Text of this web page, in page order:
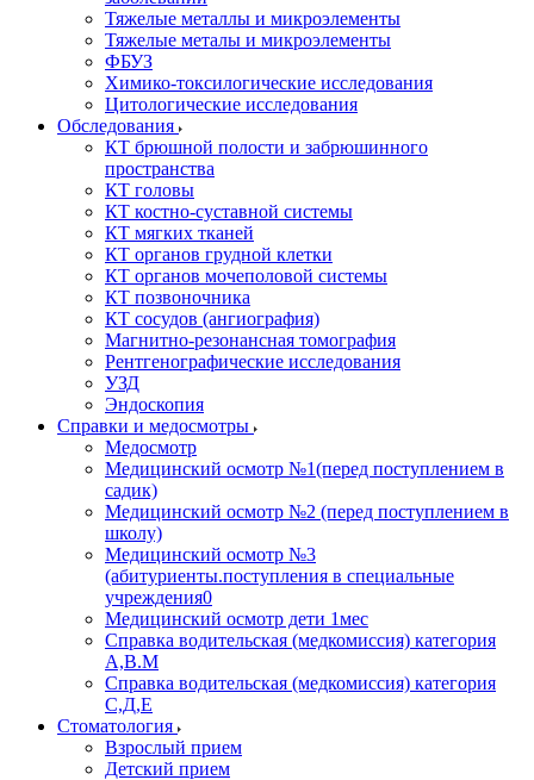
Тяжелые металлы и микроэлементы
Тяжелые металы и микроэлементы
ФБУЗ
Химико-токсилогические исследования
Цитологические исследования
Обследования
КТ брюшной полости и забрюшинного
пространства
КТ головы
КТ костно-суставной системы
КТ мягких тканей
КТ органов грудной клетки
КТ органов мочеполовой системы
КТ позвоночника
КТ сосудов (ангиография)
Магнитно-резонансная томография
Рентгенографические исследования
УЗД
Эндоскопия
Справки и медосмотры
Медосмотр
Медицинский осмотр №1(перед поступлением в
садик)
Медицинский осмотр №2 (перед поступлением в
школу)
Медицинский осмотр №3
(абитуриенты.поступления в специальные
учреждения0
Медицинский осмотр дети 1мес
Справка водительская (медкомиссия) категория
А,В.М
Справка водительская (медкомиссия) категория
С,Д,Е
Стоматология
Взрослый прием
Детский прием